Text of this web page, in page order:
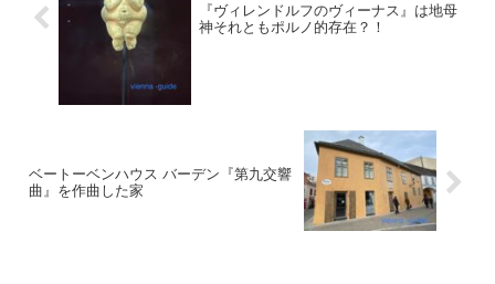
『ヴィレンドルフのヴィーナス』は地母
神それともポルノ的存在？！
ベートーベンハウス バーデン『第九交響
曲』を作曲した家